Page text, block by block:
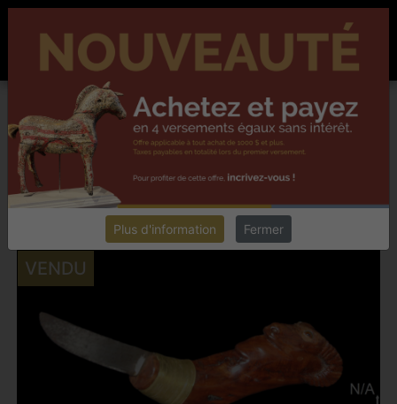
Chester collectionneur antiquités
Plus d'information Fermer
DENIS DUSSEAULT,
LAVALTRIE
INTÉGRER UN ARTÉFACT DANS VOTRE DÉCOR
VENDU